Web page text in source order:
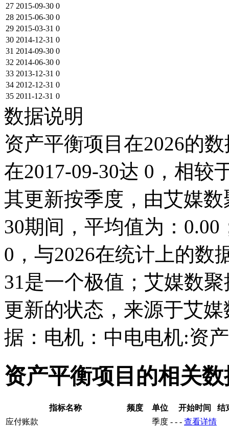
27 2015-09-30 0
28 2015-06-30 0
29 2015-03-31 0
30 2014-12-31 0
31 2014-09-30 0
32 2014-06-30 0
33 2013-12-31 0
34 2012-12-31 0
35 2011-12-31 0
数据说明
资产平衡项目在2026的
在2017-09-30达 0，相较
其更新按季度，由艾媒数
30期间，平均值为：0.00
0，与2026在统计上的数
31是一个极值；艾媒数
更新的状态，来源于艾
据：电机：中电电机:资
资产平衡项目的相关
指标名称 频度 单位 开始时间
结
应付账款
季度 - - - 查看详情